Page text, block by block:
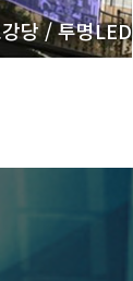
당 / 투명LED